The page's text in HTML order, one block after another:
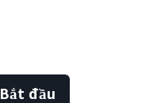
Bắt đầu